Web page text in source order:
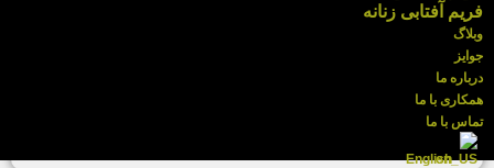
فریم آفتابی زنانه
وبلاگ
جوایز
درباره ما
همکاری با ما
تماس با ما
English